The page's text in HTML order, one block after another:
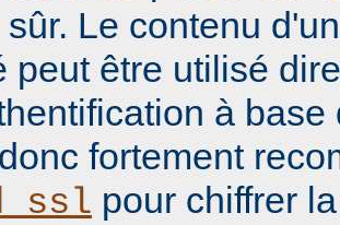
sûr. Le contenu
peut être utilisé
à base
fortement
pour chiffrer